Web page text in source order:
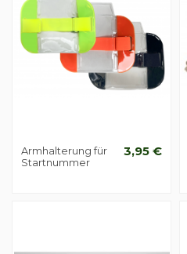
Armhalterung für
Startnummer
3,95 €